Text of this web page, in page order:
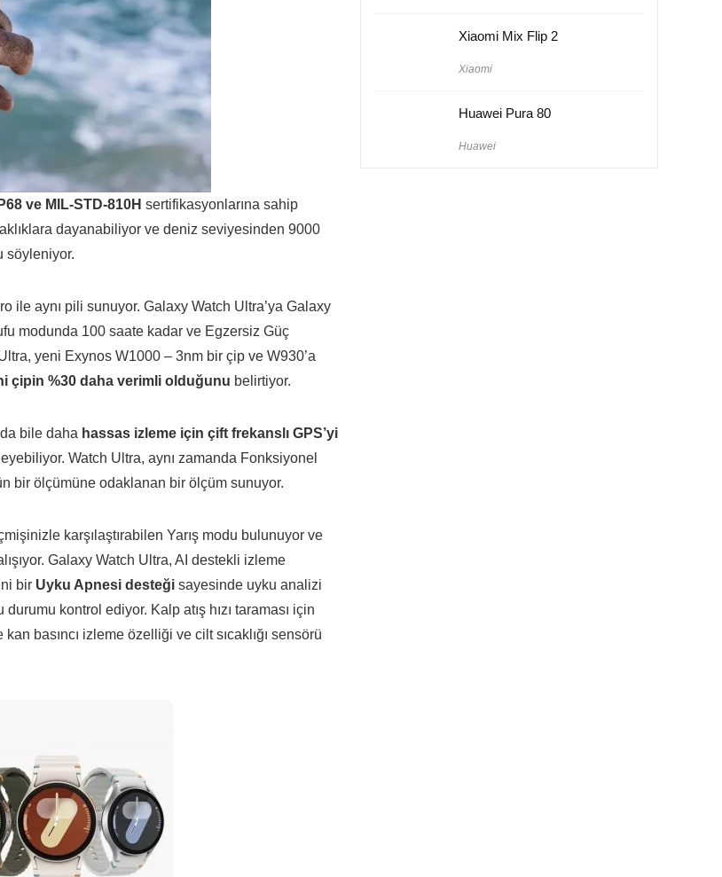
ve MIL-STD-810H sertifikasyonlarına sahip
dayanabiliyor ve deniz seviyesinden 9000
söyleniyor.
ile aynı pili sunuyor. Galaxy Watch Ultra’ya Galaxy
modunda 100 saate kadar ve Egzersiz Güç
yeni Exynos W1000 – 3nm bir çip ve W930’a
çipin %30 daha verimli olduğunu belirtiyor.
bile daha hassas izleme için çift frekanslı GPS’yi
Watch Ultra, aynı zamanda Fonksiyonel
bir ölçümüne odaklanan bir ölçüm sunuyor.
karşılaştırabilen Yarış modu bulunuyor ve
Galaxy Watch Ultra, AI destekli izleme
bir Uyku Apnesi desteği sayesinde uyku analizi
kontrol ediyor. Kalp atış hızı taraması için
basıncı izleme özelliği ve cilt sıcaklığı sensörü
Xiaomi Mix Flip 2
Xiaomi
Huawei Pura 80
Huawei